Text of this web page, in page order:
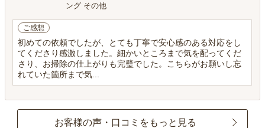
ング その他
ご感想
初めての依頼でしたが、とても丁寧で安心感のある対応をし
てくださり感激しました。細かいところまで気を配ってくだ
さり、お掃除の仕上がりも完璧でした。こちらがお願いし忘
れていた箇所まで気...
お客様の声・口コミをもっと見る